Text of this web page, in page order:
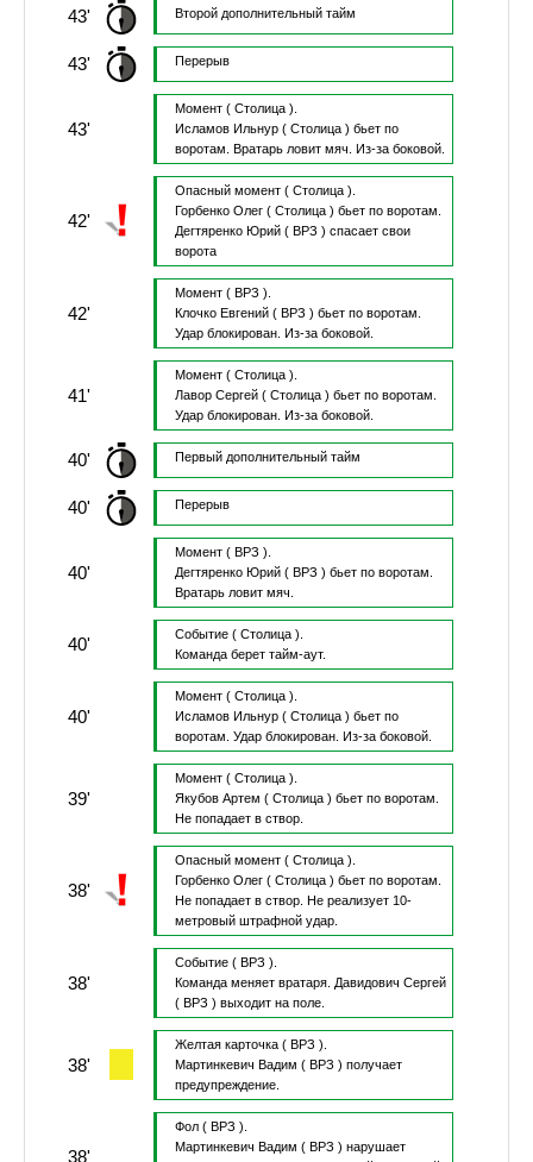
43' Второй дополнительный тайм
43' Перерыв
43'
Момент ( Столица ).
Исламов Ильнур( Столица ) бьет по
воротам.
Вратарь ловит мяч. Из-за боковой.
42'
Опасный момент ( Столица ).
Горбенко Олег( Столица ) бьет по воротам.
Дегтяренко Юрий( ВРЗ ) спасает свои
ворота
42'
Момент ( ВРЗ ).
Клочко Евгений( ВРЗ ) бьет по воротам.
Удар блокирован.
Из-за боковой.
41'
Момент ( Столица ).
Лавор Сергей( Столица ) бьет по воротам.
Удар блокирован.
Из-за боковой.
40' Первый дополнительный тайм
40' Перерыв
40'
Момент ( ВРЗ ).
Дегтяренко Юрий( ВРЗ ) бьет по воротам.
Вратарь ловит мяч.
40' Событие ( Столица ).
Команда берет тайм-аут.
40'
Момент ( Столица ).
Исламов Ильнур( Столица ) бьет по
воротам. Удар блокирован. Из-за боковой.
39'
Момент ( Столица ).
Якубов Артем ( Столица ) бьет по воротам.
Не попадает в створ.
38'
Опасный момент ( Столица ).
Горбенко Олег( Столица ) бьет по воротам.
Не попадает в створ.
Не реализует 10-
метровый штрафной удар.
38'
Событие ( ВРЗ ).
Команда меняет вратаря. Давидович Сергей
( ВРЗ ) выходит на поле.
38'
Желтая карточка ( ВРЗ ).
Мартинкевич Вадим ( ВРЗ ) получает
предупреждение.
38'
Фол ( ВРЗ ).
Мартинкевич Вадим ( ВРЗ ) нарушает